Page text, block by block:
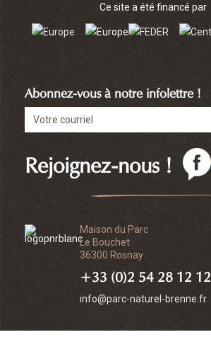
Maison du Parc
Le Bouchet
36300 Rosnay
+33 (0)2 54 28 12 12
info@parc-naturel-brenne.fr
Rejoignez-nous !
Abonnez-vous à notre infolettre !
Ce site a été financé par